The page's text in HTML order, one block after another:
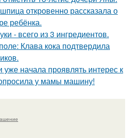
откровенно рассказала о
ребёнка.
- всего из 3 ингредиентов.
Клава кока подтвердила
начала проявлять интерес к
у мамы машину!